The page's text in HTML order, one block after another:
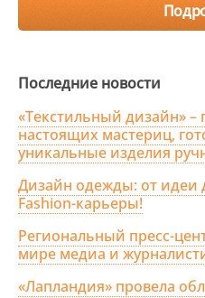
Последние новости
«Текстильный дизайн» –
настоящих мастериц,
уникальные изделия
Дизайн одежды: от идеи
Fashion-карьеры!
Региональный пресс-
мире медиа и
«Лапландия» провела